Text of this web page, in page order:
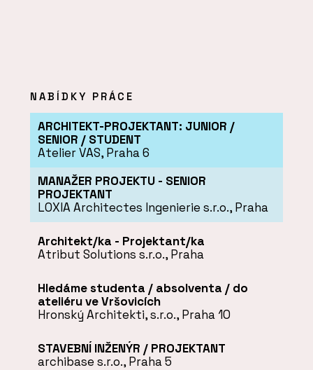
NABÍDKY PRÁCE
ARCHITEKT-PROJEKTANT: JUNIOR /
SENIOR / STUDENT
Atelier VAS, Praha 6
MANAŽER PROJEKTU - SENIOR
PROJEKTANT
LOXIA Architectes Ingenierie s.r.o., Praha
Architekt/ka - Projektant/ka
Atribut Solutions s.r.o., Praha
Hledáme studenta / absolventa / do
ateliéru ve Vršovicích
Hronský Architekti, s.r.o., Praha 10
STAVEBNÍ INŽENÝR / PROJEKTANT
archibase s.r.o., Praha 5